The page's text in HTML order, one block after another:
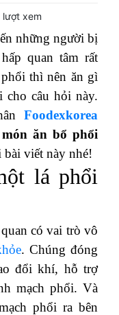
lượt xem
những người bị
quan tâm rất
thì nên ăn gì
câu hỏi này.
Foodexkorea
món ăn bổ phổi
bài viết này nhé!
lá phổi
có vai trò vô
. Chúng đóng
đổi khí, hỗ trợ
mạch phổi. Và
phổi ra bên